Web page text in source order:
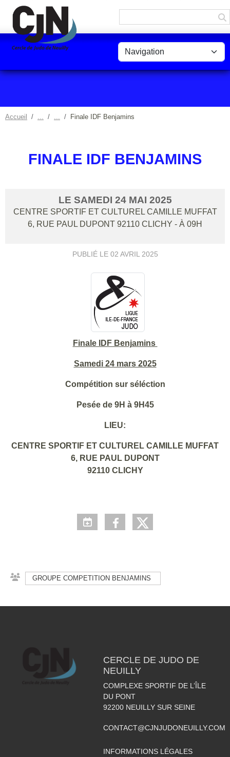
Accueil Finale IDF Benjamins
FINALE IDF BENJAMINS
LE SAMEDI 24 MAI 2025
CENTRE SPORTIF ET CULTUREL CAMILLE MUFFAT
6, RUE PAUL DUPONT 92110 CLICHY - À 09H
PUBLIÉ LE 02 AVRIL 2025
Finale IDF Benjamins
Samedi 24 mars 2025
Compétition sur séléction
Pesée de 9H à 9H45
LIEU:
CENTRE SPORTIF ET CULTUREL CAMILLE MUFFAT
6, RUE PAUL DUPONT
92110 CLICHY
GROUPE COMPETITION BENJAMINS
CERCLE DE JUDO DE
NEUILLY
COMPLEXE SPORTIF DE L’ÎLE
DU PONT
92200 NEUILLY SUR SEINE
CONTACT@CJNJUDONEUILLY.COM
INFORMATIONS LÉGALES
Panneau de gestion des cookies